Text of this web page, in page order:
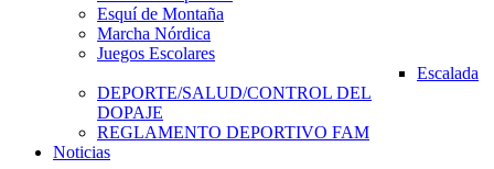
Esquí de Montaña
Marcha Nórdica
Juegos Escolares
Escalada
DEPORTE/SALUD/CONTROL DEL
DOPAJE
REGLAMENTO DEPORTIVO FAM
Noticias